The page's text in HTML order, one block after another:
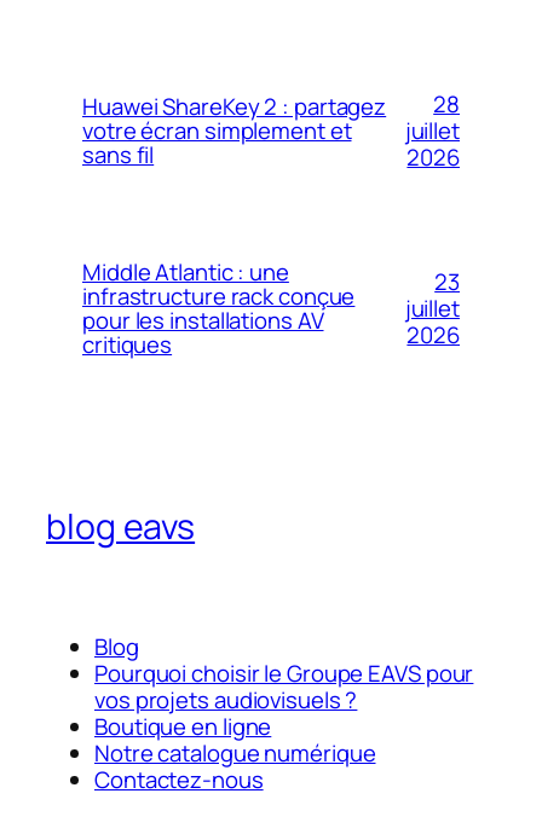
Huawei ShareKey 2 : partagez
votre écran simplement et
sans fil
28
juillet
2026
Middle Atlantic : une
infrastructure rack conçue
pour les installations AV
critiques
23
juillet
2026
blog eavs
Blog
Pourquoi choisir le Groupe EAVS pour
vos projets audiovisuels ?
Boutique en ligne
Notre catalogue numérique
Contactez-nous